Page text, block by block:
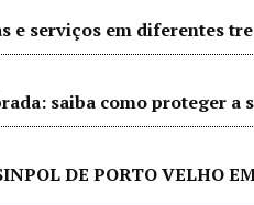
e serviços em diferentes
saiba como proteger a
DE PORTO VELHO